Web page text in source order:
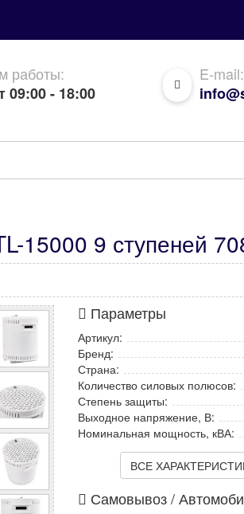
работы:
09:00 - 18:00
E-mail:
15000 9 ступеней
Параметры
Артикул:
Бренд:
Страна:
Количество силовых полюсов:
Степень защиты:
Выходное напряжение, В:
Номинальная мощность, кВА:
ВСЕ
Самовывоз /